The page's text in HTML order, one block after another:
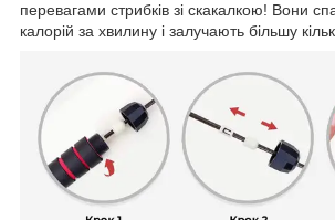
перевагами стрибків зі скакалкою! Вони
калорій за хвилину і залучають більшу